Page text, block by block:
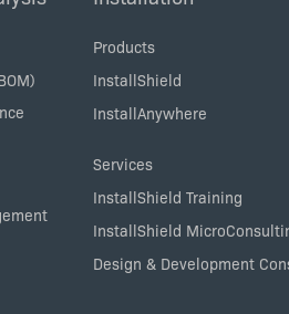
Products
InstallShield
InstallAnywhere
Services
InstallShield Training
InstallShield
Design & Development